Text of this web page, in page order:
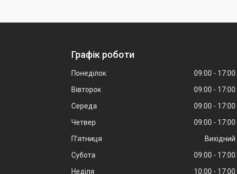
Графік роботи
Понеділок 09:00
17:00
Вівторок
09:00
17:00
Середа
09:00
17:00
Четвер
09:00
17:00
Пʼятниця
Вихідний
Субота
09:00
17:00
Неділя
10:00 17:00